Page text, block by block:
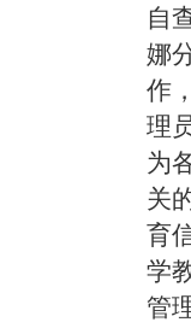
自
娜
作
理
为
关
育
学
管